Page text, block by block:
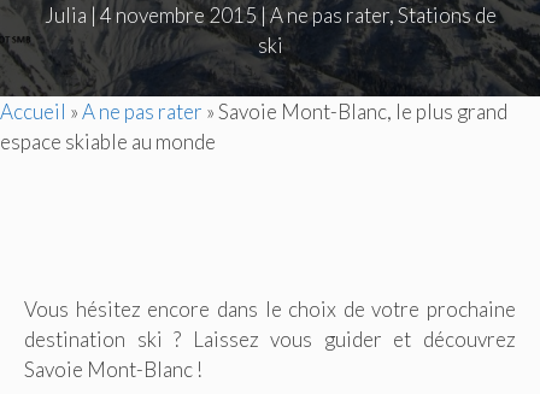
Julia |4 novembre 2015| A ne pas rater,Stations de
ski
Accueil »A ne pas rater »Savoie Mont-Blanc, le plus grand
espace skiable au monde
Vous hésitez encore dans le choix de votre prochaine
destination ski ? Laissez vous guider et découvrez
Savoie Mont-Blanc !